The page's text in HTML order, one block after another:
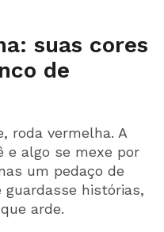
suas cores
de
roda vermelha. A
e algo se mexe por
um pedaço de
guardasse histórias,
arde.